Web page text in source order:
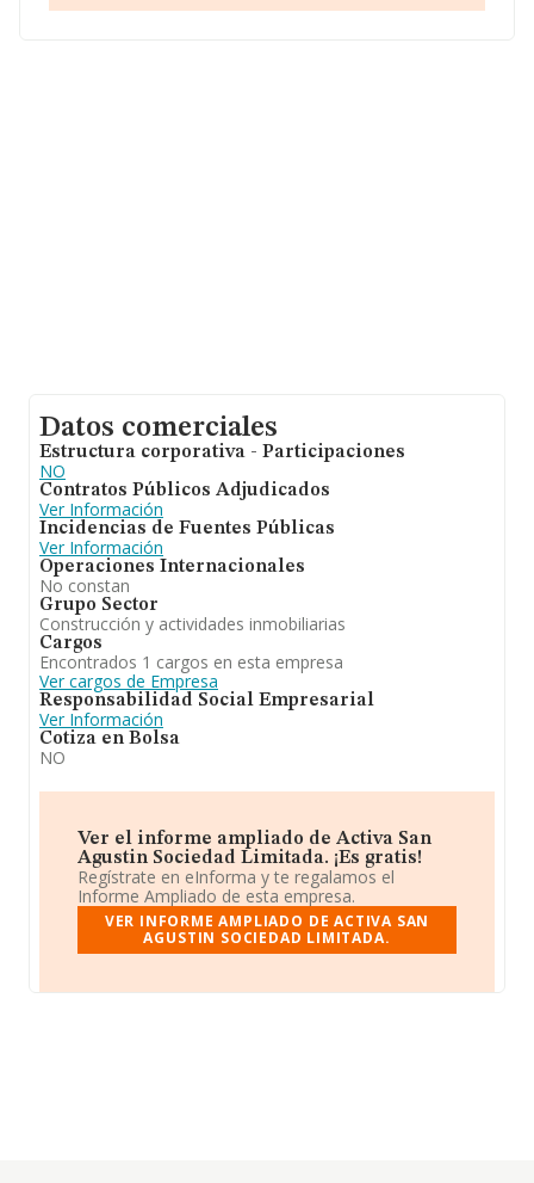
empresas pertenecientes al sector, la facturación en el
Datos comerciales
Estructura corporativa - Participaciones
NO
Contratos Públicos Adjudicados
Ver Información
Incidencias de Fuentes Públicas
Ver Información
Operaciones Internacionales
No constan
Grupo Sector
Construcción y actividades inmobiliarias
Cargos
Encontrados 1 cargos en esta empresa
Ver cargos de Empresa
Responsabilidad Social Empresarial
Ver Información
Cotiza en Bolsa
NO
Ver el informe ampliado de Activa San
Agustin Sociedad Limitada. ¡Es gratis!
Regístrate en eInforma y te regalamos el
Informe Ampliado de esta empresa.
VER INFORME AMPLIADO DE ACTIVA SAN
AGUSTIN SOCIEDAD LIMITADA.